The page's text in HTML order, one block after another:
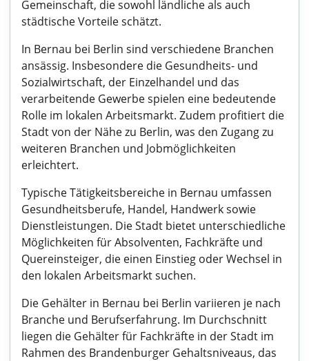
Gemeinschaft, die sowohl ländliche als auch
städtische Vorteile schätzt.
In Bernau bei Berlin sind verschiedene Branchen
ansässig. Insbesondere die Gesundheits- und
Sozialwirtschaft, der Einzelhandel und das
verarbeitende Gewerbe spielen eine bedeutende
Rolle im lokalen Arbeitsmarkt. Zudem profitiert die
Stadt von der Nähe zu Berlin, was den Zugang zu
weiteren Branchen und Jobmöglichkeiten
erleichtert.
Typische Tätigkeitsbereiche in Bernau umfassen
Gesundheitsberufe, Handel, Handwerk sowie
Dienstleistungen. Die Stadt bietet unterschiedliche
Möglichkeiten für Absolventen, Fachkräfte und
Quereinsteiger, die einen Einstieg oder Wechsel in
den lokalen Arbeitsmarkt suchen.
Die Gehälter in Bernau bei Berlin variieren je nach
Branche und Berufserfahrung. Im Durchschnitt
liegen die Gehälter für Fachkräfte in der Stadt im
Rahmen des Brandenburger Gehaltsniveaus, das